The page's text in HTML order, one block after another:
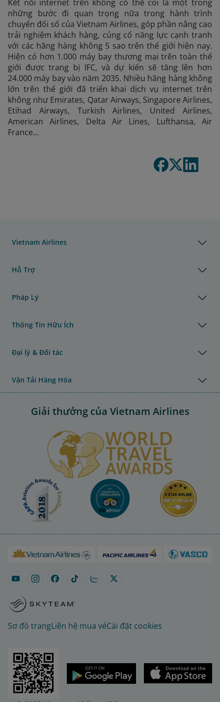
Kết nối internet trên không có thể coi là một trong
những bước đi quan trọng nữa trong hành trình
chuyển đối số của Vietnam Airlines, góp phần nâng cao
trải nghiệm khách hàng, củng cố năng lực cạnh tranh
với các hãng hàng không 5 sao trên thế giới hiện nay.
Hiện có hơn 1.000 máy bay thương mại trên toàn thế
giới được trang bị IFC, và dự kiến sẽ tăng lên hơn
24.000 máy bay vào năm 2035. Nhiều hãng hàng không
lớn trên thế giới đã triển khai dịch vụ internet trên
không như Emirates, Qatar Airways, Singapore Airlines,
Etihad Airways, Turkish Airlines, United Airlines,
American Airlines, Delta Air Lines, Lufthansa, Air
France…
Vietnam Airlines
Hỗ Trợ
Pháp Lý
Thông Tin Hữu Ích
Đại lý & Đối tác
Vận Tải Hàng Hóa
Giải thưởng của Vietnam Airlines
Sơ đồ trangLiên hệ mua véCài đặt cookies